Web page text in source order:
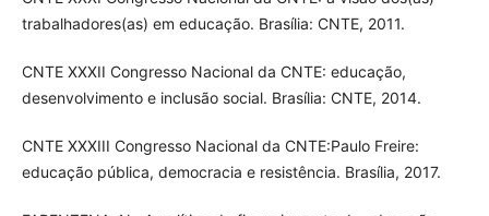
trabalhadores(as) em educação. Brasília: CNTE, 2011.
CNTE XXXII Congresso Nacional da CNTE: educação,
desenvolvimento e inclusão social. Brasília: CNTE, 2014.
CNTE XXXIII Congresso Nacional da CNTE:Paulo Freire:
educação pública, democracia e resistência. Brasília, 2017.